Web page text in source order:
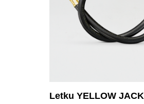
Letku YELLOW